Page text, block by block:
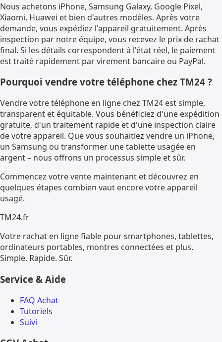
Nous achetons iPhone, Samsung Galaxy, Google Pixel,
Xiaomi, Huawei et bien d'autres modèles. Après votre
demande, vous expédiez l'appareil gratuitement. Après
inspection par notre équipe, vous recevez le prix de rachat
final. Si les détails correspondent à l'état réel, le paiement
est traité rapidement par virement bancaire ou PayPal.
Pourquoi vendre votre téléphone chez TM24 ?
Vendre votre téléphone en ligne chez TM24 est simple,
transparent et équitable. Vous bénéficiez d'une expédition
gratuite, d'un traitement rapide et d'une inspection claire
de votre appareil. Que vous souhaitiez vendre un iPhone,
un Samsung ou transformer une tablette usagée en
argent – nous offrons un processus simple et sûr.
Commencez votre vente maintenant et découvrez en
quelques étapes combien vaut encore votre appareil
usagé.
TM24.fr
Votre rachat en ligne fiable pour smartphones, tablettes,
ordinateurs portables, montres connectées et plus.
Simple. Rapide. Sûr.
Service & Aide
FAQ Achat
Tutoriels
Suivi